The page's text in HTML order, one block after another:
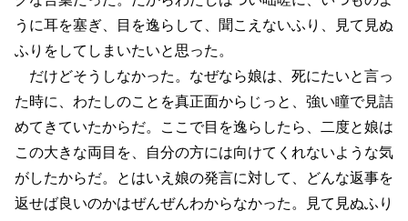
うに耳を塞ぎ、目を逸らして、聞こえないふり、見て見ぬ
ふりをしてしまいたいと思った。
だけどそうしなかった。なぜなら娘は、死にたいと言っ
た時に、わたしのことを真正面からじっと、強い瞳で見詰
めてきていたからだ。ここで目を逸らしたら、二度と娘は
この大きな両目を、自分の方には向けてくれないような気
がしたからだ。とはいえ娘の発言に対して、どんな返事を
返せば良いのかはぜんぜんわからなかった。見て見ぬふり